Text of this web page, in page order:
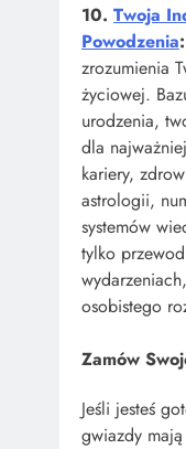
10. Twoja
Powodzenia:
zrozumienia
życiowej.
urodzenia,
dla
kariery,
astrologii,
systemów
tylko
osobistego
Zamów
Jeśli jesteś
gwiazdy